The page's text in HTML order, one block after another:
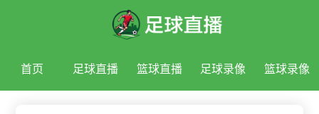
首页 足球直播 篮球直播 足球录像 篮球录像